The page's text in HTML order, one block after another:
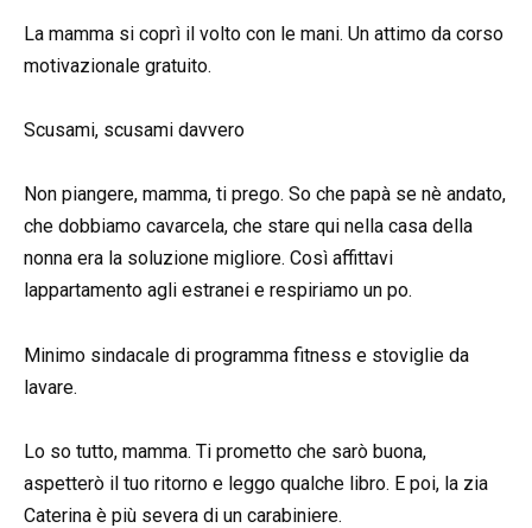
La mamma si coprì il volto con le mani. Un attimo da corso
motivazionale gratuito.
Scusami, scusami davvero
Non piangere, mamma, ti prego. So che papà se nè andato,
che dobbiamo cavarcela, che stare qui nella casa della
nonna era la soluzione migliore. Così affittavi
lappartamento agli estranei e respiriamo un po.
Minimo sindacale di programma fitness e stoviglie da
lavare.
Lo so tutto, mamma. Ti prometto che sarò buona,
aspetterò il tuo ritorno e leggo qualche libro. E poi, la zia
Caterina è più severa di un carabiniere.